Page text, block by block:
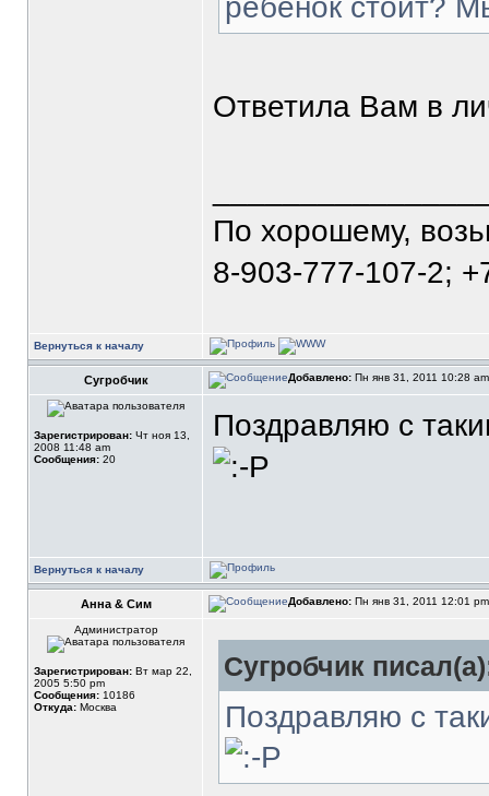
ребенок стоит?
Ответила Вам в
По хорошему,
8-903-777-107-2;
Вернуться к началу
Сугробчик Добавлено: Пн янв 31, 2011 10:28
Зарегистрирован: Чт ноя 13,
2008 11:48 am
Сообщения: 20
Поздравляю с
Вернуться к началу
Анна & Сим Добавлено: Пн янв 31, 2011 12:01
Администратор
Зарегистрирован: Вт мар 22,
2005 5:50 pm
Сообщения: 10186
Откуда: Москва
Сугробчик
Поздравляю с